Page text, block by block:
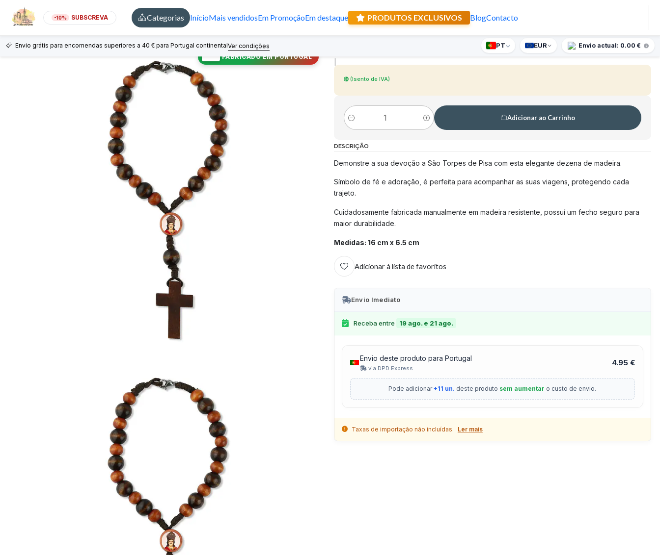
-10% SUBSCREVA Categorias InícioMais vendidosEm PromoçãoEm destaque PRODUTOS EXCLUSIVOS BlogContacto
Envio grátis para encomendas superiores a 40 € para Portugal continentalVer condições Recebe presente supresa para encomendas superiores a 90€
PT EUR Envio actual: 0.00 €
FABRICADO EM PORTUGAL Dezena de São Torpes de Pisa
(Isento de IVA)
Quantidade
Adicionar ao Carrinho
DESCRIÇÃO
Demonstre a sua devoção a São Torpes de Pisa com esta elegante dezena de madeira.
Símbolo de fé e adoração, é perfeita para acompanhar as suas viagens, protegendo cada
trajeto.
Cuidadosamente fabricada manualmente em madeira resistente, possuí um fecho seguro para
maior durabilidade.
Medidas: 16 cm x 6.5 cm
Adicionar à lista de favoritos
Envio Imediato
Receba entre 19 ago. e 21 ago.
Envio deste produto para Portugal
via DPD Express
4.95 €
Pode adicionar+11 un. deste produto sem aumentar o custo de envio.
Taxas de importação não incluídas. Ler mais